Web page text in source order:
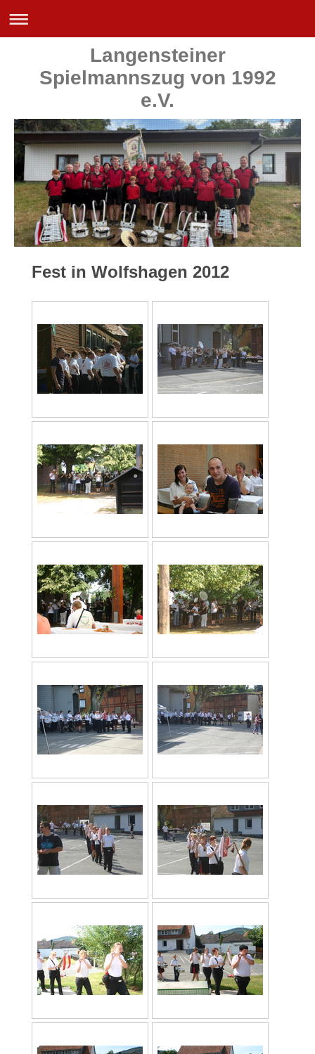
Langensteiner
Spielmannszug von 1992
e.V.
Fest in Wolfshagen 2012